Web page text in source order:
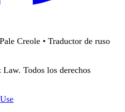
Creole • Traductor de ruso
Todos los derechos